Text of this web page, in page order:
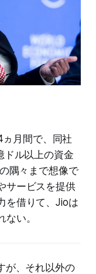
月間で、同社
ドル以上の資金
隅々まで想像で
サービスを提供
を借りて、Jioは
い。
が、それ以外の